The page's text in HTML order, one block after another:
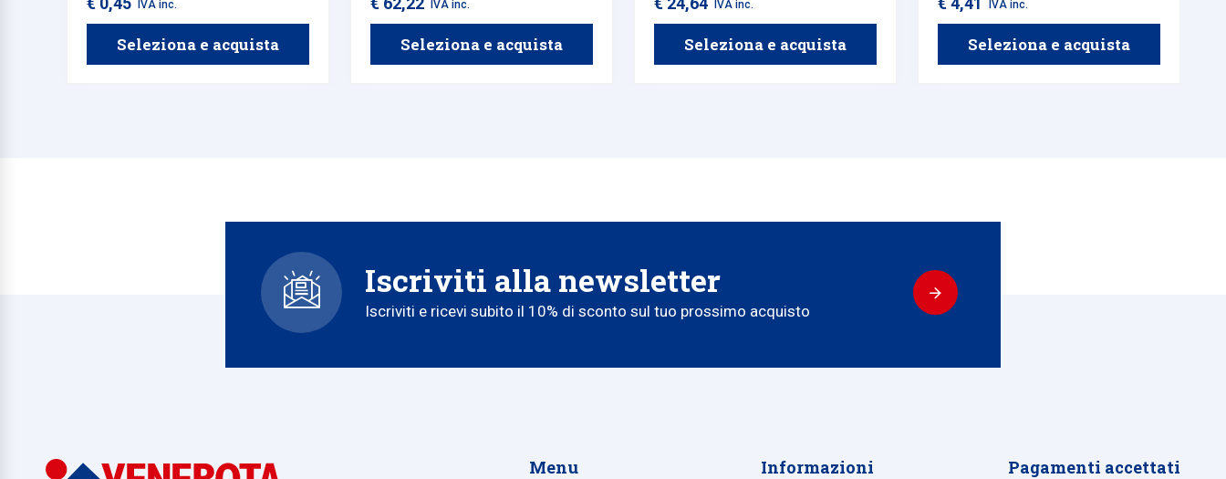
IVA inc.
Seleziona e acquista
IVA inc.
Seleziona e acquista
mani. Realizzate in tessuto non
profonda, ma non aggressiva.
IVA inc.
Seleziona e acquista
IVA inc.
Seleziona e acquista
Iscriviti alla newsletter
Iscriviti e ricevi subito il 10% di sconto sul tuo prossimo acquisto
Menu Informazioni Pagamenti accettati